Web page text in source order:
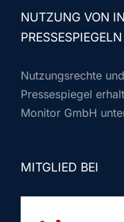
NUTZUNG VON
PRESSESPIEGELN
Nutzungsrechte
Pressespiegel
Monitor GmbH
MITGLIED BEI